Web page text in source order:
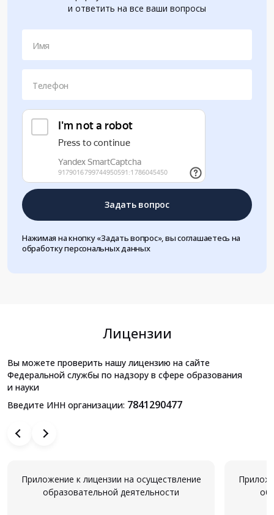
и ответить на все ваши вопросы
Имя
Телефон
Задать вопрос
Нажимая на кнопку «Задать вопрос», вы соглашаетесь на
обработку персональных данных
Лицензии
Вы можете проверить нашу лицензию на сайте
Федеральной службы по надзору в сфере образования
и науки
Введите ИНН организации: 7841290477
Приложение к лицензии на осуществление
образовательной деятельности